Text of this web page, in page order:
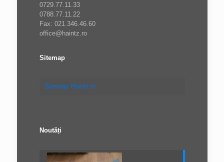
0729.77.11.33
0788.77.11.22
Fax: 021.346.46.60
office@haintz.ro
Sitemap
Sitemap Haintz.ro
Noutăți